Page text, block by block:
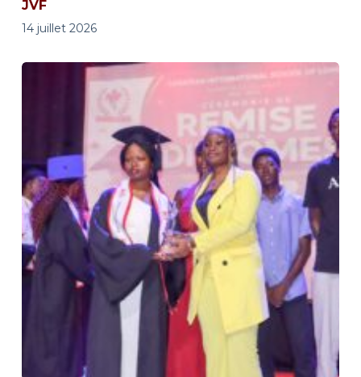
JVF
14 juillet 2026